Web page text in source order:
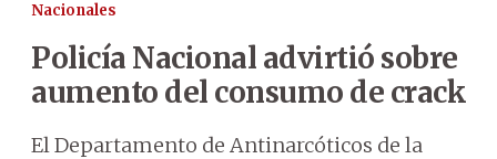
Nacionales
Policía Nacional advirtió sobre
aumento del consumo de crack
El Departamento de Antinarcóticos de la